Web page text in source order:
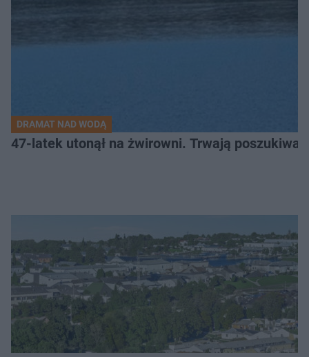
DRAMAT NAD WODĄ
47-latek utonął na żwirowni. Trwają